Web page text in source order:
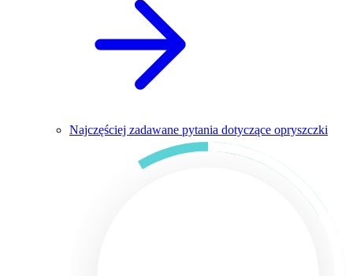
Najczęściej zadawane pytania dotyczące opryszczki